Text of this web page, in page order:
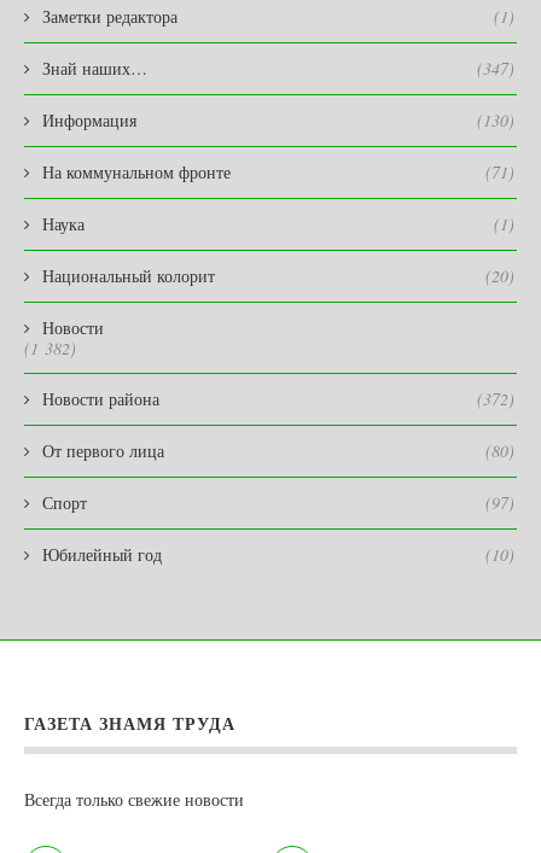
Заметки редактора (1)
Знай наших… (347)
Информация (130)
На коммунальном фронте (71)
Наука (1)
Национальный колорит (20)
Новости
(1 382)
Новости района (372)
От первого лица (80)
Спорт (97)
Юбилейный год (10)
ГАЗЕТА ЗНАМЯ ТРУДА
Всегда только свежие новости